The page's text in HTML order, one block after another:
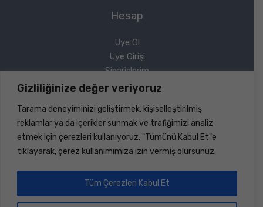
Gizliliğinize değer veriyoruz
Tarama deneyiminizi geliştirmek, kişiselleştirilmiş
reklamlar ya da içerikler sunmak ve trafiğimizi analiz
etmek için çerezleri kullanıyoruz. "Tümünü Kabul Et"e
tıklayarak, çerez kullanımımıza izin vermiş olursunuz.
Tüm Çerezleri Kabul Et
Hesap
Üye Ol
Üye Girişi
Siparişlerim
Sipariş Takip
Yasal
Gizlilik Politikası